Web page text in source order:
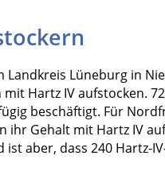
Landkreis Lüneburg in
Hartz IV aufstocken.
beschäftigt. Für
ihr Gehalt mit Hartz IV
aber, dass 240 Hartz-